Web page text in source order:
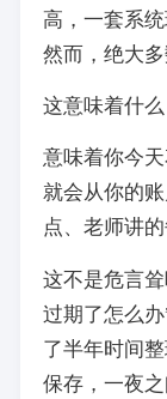
高，一套系
然而，绝大
这意味着什么
意味着你今
就会从你的
点、老师讲
这不是危言
过期了怎么
了半年时间
保存，一夜之